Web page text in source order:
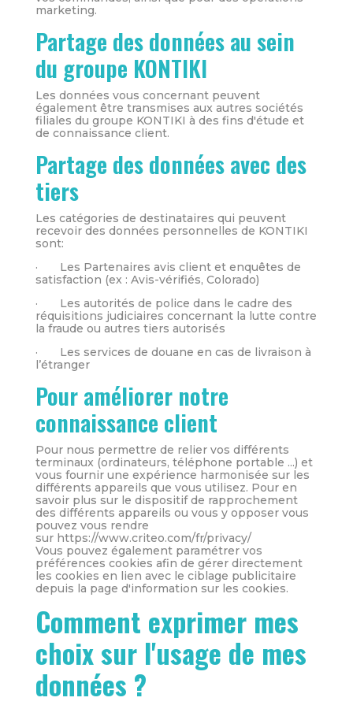
marketing.
Partage des données au sein
du groupe KONTIKI
Les données vous concernant peuvent
également être transmises aux autres sociétés
filiales du groupe KONTIKI à des fins d'étude et
de connaissance client.
Partage des données avec des
tiers
Les catégories de destinataires qui peuvent
recevoir des données personnelles de KONTIKI
sont:
· Les Partenaires avis client et enquêtes de
satisfaction (ex : Avis-vérifiés, Colorado)
· Les autorités de police dans le cadre des
réquisitions judiciaires concernant la lutte contre
la fraude ou autres tiers autorisés
· Les services de douane en cas de livraison à
l’étranger
Pour améliorer notre
connaissance client
Pour nous permettre de relier vos différents
terminaux (ordinateurs, téléphone portable ...) et
vous fournir une expérience harmonisée sur les
différents appareils que vous utilisez. Pour en
savoir plus sur le dispositif de rapprochement
des différents appareils ou vous y opposer vous
pouvez vous rendre
sur https://www.criteo.com/fr/privacy/
Vous pouvez également paramétrer vos
préférences cookies afin de gérer directement
les cookies en lien avec le ciblage publicitaire
depuis la page d'information sur les cookies.
Comment exprimer mes
choix sur l'usage de mes
données ?